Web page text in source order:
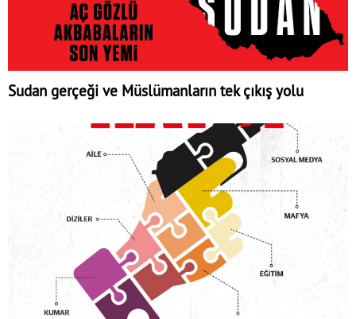
Sudan gerçeği ve Müslümanların tek çıkış yolu